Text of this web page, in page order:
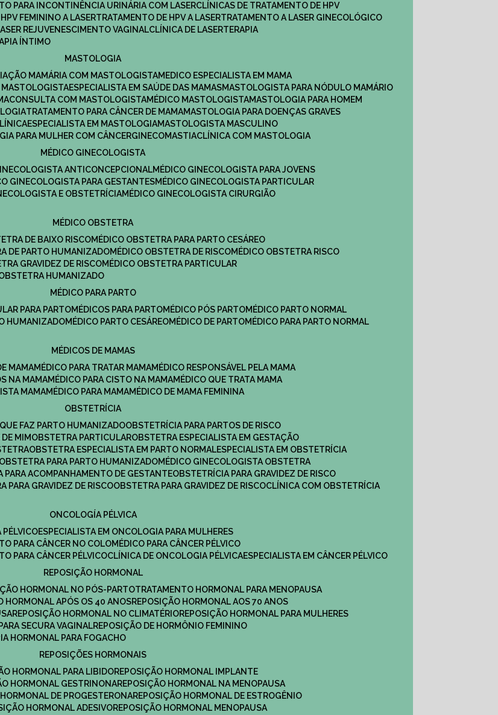
PARA INCONTINÊNCIA URINÁRIA COM LASER
CLÍNICAS DE TRATAMENTO DE HPV
HPV FEMININO A LASER TRATAMENTO DE HPV A LASER
TRATAMENTO A LASER GINECOLÓGICO
LASER REJUVENESCIMENTO VAGINAL
CLÍNICA DE LASERTERAPIA
ÍNTIMO
MASTOLOGIA
MAMÁRIA COM MASTOLOGISTA
MEDICO ESPECIALISTA EM MAMA​
MASTOLOGISTA ESPECIALISTA EM SAÚDE DAS MAMAS
MASTOLOGISTA PARA NÓDULO MAMÁRIO
CONSULTA COM MASTOLOGISTA MÉDICO MASTOLOGISTA
MASTOLOGIA PARA HOMEM
TRATAMENTO PARA CÂNCER DE MAMA
MASTOLOGIA PARA DOENÇAS GRAVES
ESPECIALISTA EM MASTOLOGIA
MASTOLOGISTA MASCULINO
PARA MULHER COM CÂNCER GINECOMASTIA
CLÍNICA COM MASTOLOGIA
MÉDICO GINECOLOGISTA
ANTICONCEPCIONAL
MÉDICO GINECOLOGISTA PARA JOVENS
GINECOLOGISTA PARA GESTANTES
MÉDICO GINECOLOGISTA PARTICULAR
E OBSTETRÍCIA
MÉDICO GINECOLOGISTA CIRURGIÃO
MÉDICO OBSTETRA
DE BAIXO RISCO
MÉDICO OBSTETRA PARA PARTO CESÁREO
DE PARTO HUMANIZADO MÉDICO OBSTETRA DE RISCO
MÉDICO OBSTETRA RISCO
GRAVIDEZ DE RISCO
MÉDICO OBSTETRA PARTICULAR
OBSTETRA HUMANIZADO
MÉDICO PARA PARTO
PARA PARTO MÉDICOS PARA PARTO MÉDICO PÓS PARTO
MÉDICO PARTO NORMAL
HUMANIZADO MÉDICO PARTO CESÁREO MÉDICO DE PARTO
MÉDICO PARA PARTO NORMAL
MÉDICOS DE MAMAS
MAMA MÉDICO PARA TRATAR MAMA
MÉDICO RESPONSÁVEL PELA MAMA
NA MAMA MÉDICO PARA CISTO NA MAMA
MÉDICO QUE TRATA MAMA
MAMA MÉDICO PARA MAMA
MÉDICO DE MAMA FEMININA
OBSTETRÍCIA
QUE FAZ PARTO HUMANIZADO
OBSTETRÍCIA PARA PARTOS DE RISCO
DE MIM OBSTETRA PARTICULAR
OBSTETRA ESPECIALISTA EM GESTAÇÃO
OBSTETRA ESPECIALISTA EM PARTO NORMAL ESPECIALISTA EM OBSTETRÍCIA
OBSTETRA PARA PARTO HUMANIZADO
MÉDICO GINECOLOGISTA OBSTETRA
PARA ACOMPANHAMENTO DE GESTANTE
OBSTETRÍCIA PARA GRAVIDEZ DE RISCO
PARA GRAVIDEZ DE RISCO OBSTETRA PARA GRAVIDEZ DE RISCO
CLÍNICA COM OBSTETRÍCIA
ONCOLOGÍA PÉLVICA
PÉLVICO ESPECIALISTA EM ONCOLOGIA PARA MULHERES
PARA CÂNCER NO COLO
MÉDICO PARA CÂNCER PÉLVICO
PARA CÂNCER PÉLVICO CLÍNICA DE ONCOLOGIA PÉLVICA ESPECIALISTA EM CÂNCER PÉLVICO
REPOSIÇÃO HORMONAL
HORMONAL NO PÓS-PARTO
TRATAMENTO HORMONAL PARA MENOPAUSA
HORMONAL APÓS OS 40 ANOS
REPOSIÇÃO HORMONAL AOS 70 ANOS
REPOSIÇÃO HORMONAL NO CLIMATÉRIO
REPOSIÇÃO HORMONAL PARA MULHERES
SECURA VAGINAL
REPOSIÇÃO DE HORMÔNIO FEMININO
HORMONAL PARA FOGACHO
REPOSIÇÕES HORMONAIS
HORMONAL PARA LIBIDO
REPOSIÇÃO HORMONAL IMPLANTE
HORMONAL GESTRINONA
REPOSIÇÃO HORMONAL NA MENOPAUSA
HORMONAL DE PROGESTERONA
REPOSIÇÃO HORMONAL DE ESTROGÊNIO
HORMONAL ADESIVO
REPOSIÇÃO HORMONAL MENOPAUSA